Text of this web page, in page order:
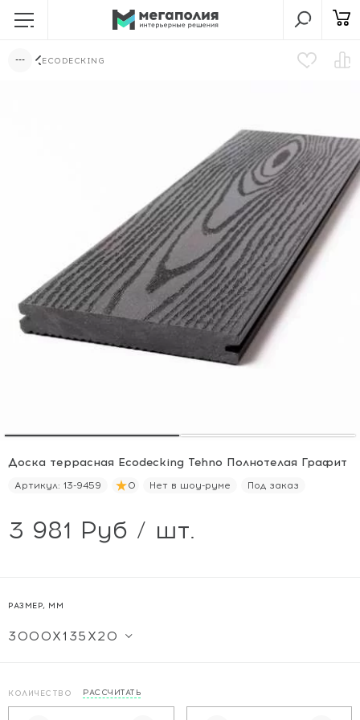
ECODECKING
Доска террасная Ecodecking Tehno Полнотелая Графит
Артикул: 13-9459 0 Нет в шоу-руме Под заказ
3 981 Руб / шт.
РАЗМЕР, ММ
КОЛИЧЕСТВО РАССЧИТАТЬ